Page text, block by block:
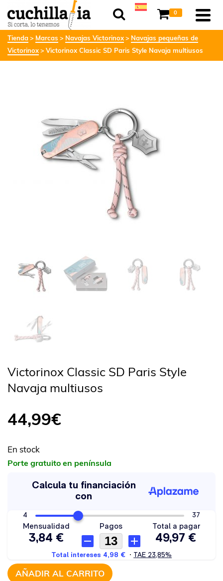
0
Tienda Marcas Navajas Victorinox
Navajas pequeñas de
Victorinox
Victorinox Classic SD Paris Style Navaja multiusos
Victorinox Classic SD Paris Style
Navaja multiusos
44,99€
En stock
Porte gratuito en península
AÑADIR AL CARRITO